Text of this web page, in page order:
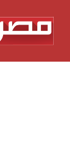
المحتوى